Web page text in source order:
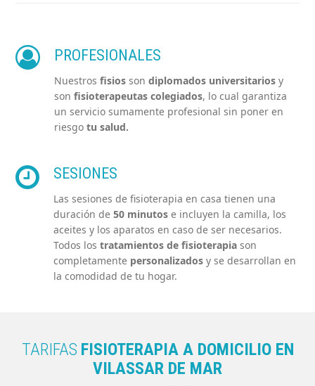
PROFESIONALES
Nuestrosfisios sondiplomados universitarios y
sonfisioterapeutas colegiados, lo cual garantiza
un servicio sumamente profesional sin poner en
riesgotu salud.
SESIONES
Las sesiones de fisioterapia en casa tienen una
duración de50 minutos e incluyen la camilla, los
aceites y los aparatos en caso de ser necesarios.
Todos lostratamientos de fisioterapiason
completamente personalizados y se desarrollan en
la comodidad de tu hogar.
TARIFAS FISIOTERAPIA A DOMICILIO EN
VILASSAR DE MAR